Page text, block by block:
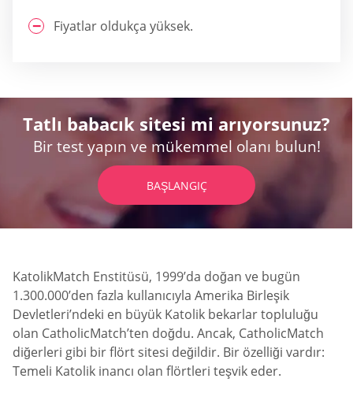
Fiyatlar oldukça yüksek.
Tatlı babacık sitesi mi arıyorsunuz?
Bir test yapın ve mükemmel olanı bulun!
BAŞLANGIÇ
KatolikMatch Enstitüsü, 1999’da doğan ve bugün
1.300.000’den fazla kullanıcıyla Amerika Birleşik
Devletleri’ndeki en büyük Katolik bekarlar topluluğu
olan CatholicMatch’ten doğdu. Ancak, CatholicMatch
diğerleri gibi bir flört sitesi değildir. Bir özelliği vardır:
Temeli Katolik inancı olan flörtleri teşvik eder.